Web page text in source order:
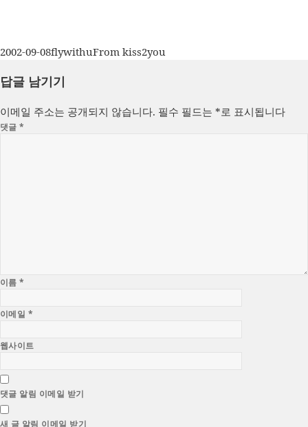
작
일
2002-09-08글
이
flywithu카
From kiss2you
답글 남기기
이메일 주소는 공개되지 않습니다. 필수 필드는 *로 표시됩니다
댓글*
이름*
이메일 *
웹사이트
댓글 알림 이메일 받기
새 글 알림 이메일 받기